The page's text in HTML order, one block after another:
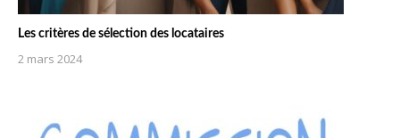
Les critères de sélection des locataires
2 mars 2024